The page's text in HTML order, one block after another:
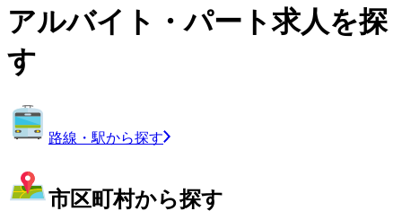
アルバイト・パート求人を探
す
路線・駅から探す
市区町村から探す